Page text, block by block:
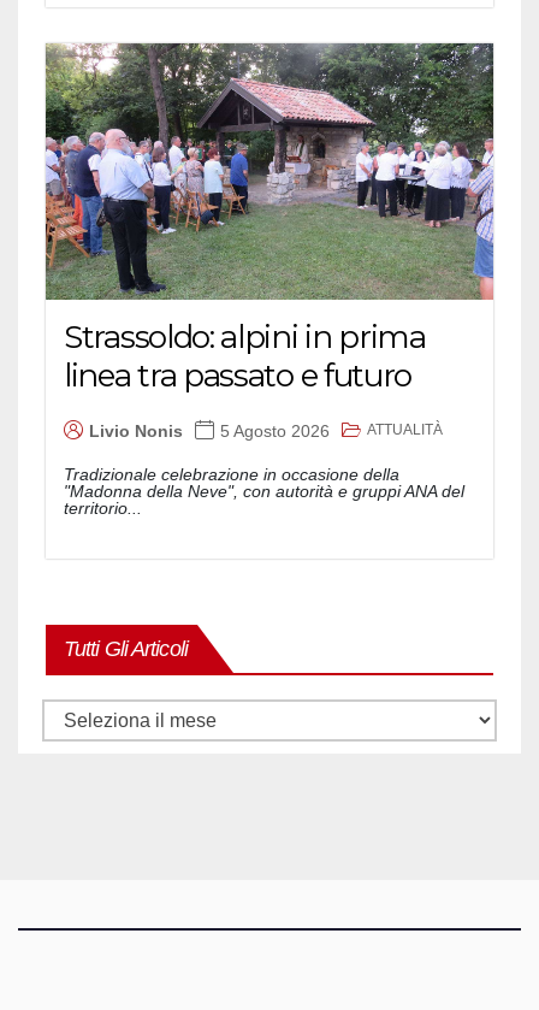
Strassoldo: alpini in prima
linea tra passato e futuro
Livio Nonis 5 Agosto 2026 ATTUALITÀ
Tradizionale celebrazione in occasione della
"Madonna della Neve", con autorità e gruppi ANA del
territorio...
Tutti Gli Articoli
Tutti